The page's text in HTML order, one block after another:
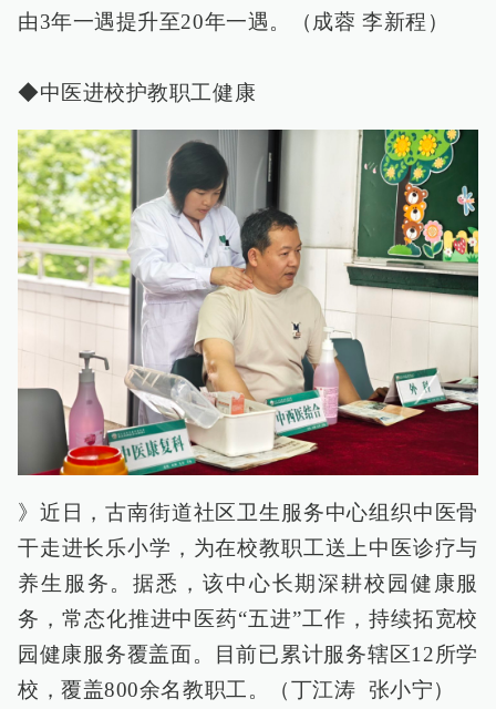
由3年一遇提升至20年一遇。（成蓉 李新程）
◆中医进校护教职工健康
》近日，古南街道社区卫生服务中心组织中医骨
干走进长乐小学，为在校教职工送上中医诊疗与
养生服务。据悉，该中心长期深耕校园健康服
务，常态化推进中医药“五进”工作，持续拓宽校
园健康服务覆盖面。目前已累计服务辖区12所学
校，覆盖800余名教职工。（丁江涛 张小宁）